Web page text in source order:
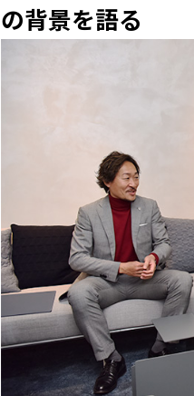
の背景を語る